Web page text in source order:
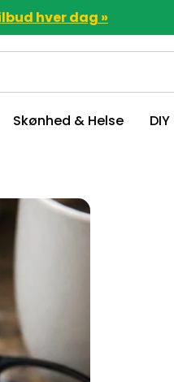
hver dag »
Skønhed & Helse DIY